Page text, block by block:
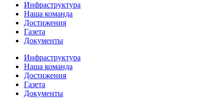
Инфраструктура
Наша команда
Достижения
Газета
Документы
Инфраструктура
Наша команда
Достижения
Газета
Документы